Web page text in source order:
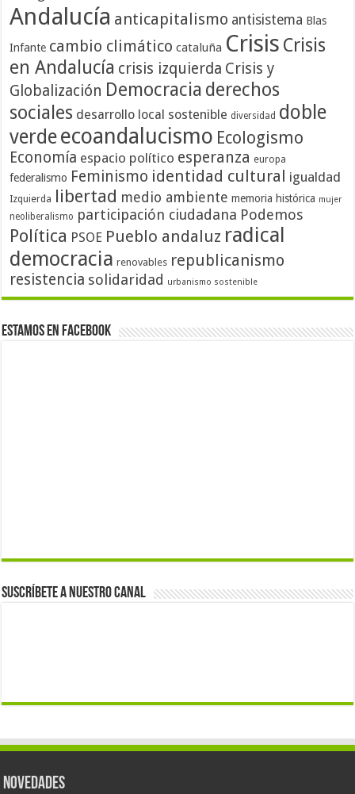
Andalucía anticapitalismo antisistema Blas
Infante cambio climático cataluña Crisis Crisis
en Andalucía crisis izquierda Crisis y
Globalización Democracia derechos
sociales desarrollo local sostenible diversidad doble
verdeecoandalucismo Ecologismo
Economía espacio político esperanza europa
federalismo Feminismo identidad cultural igualdad
Izquierda libertad medio ambiente memoria histórica mujer
neoliberalismo participación ciudadana Podemos
Política PSOE Pueblo andaluz radical
democracia renovables republicanismo
resistencia solidaridad urbanismo sostenible
Estamos en Facebook
Suscríbete a nuestro canal
Novedades